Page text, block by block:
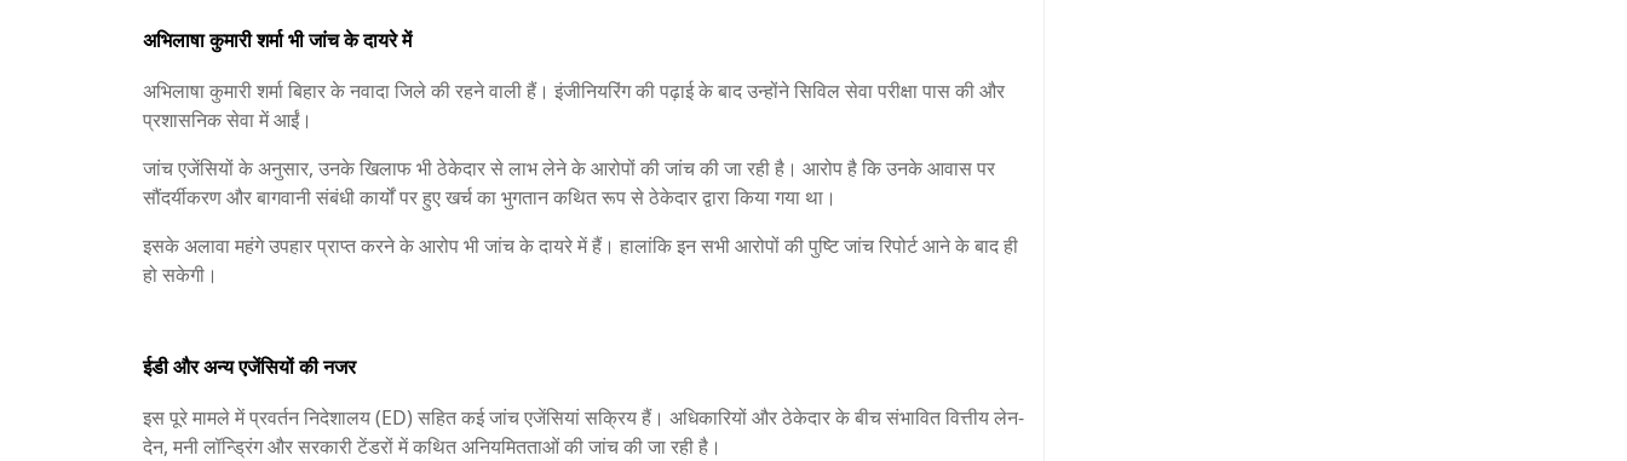
अभिलाषा कुमारी शर्मा भी जांच के दायरे में
अभिलाषा कुमारी शर्मा बिहार के नवादा जिले की रहने वाली हैं। इंजीनियरिंग की पढ़ाई के बाद उन्होंने सिविल सेवा परीक्षा पास की और
प्रशासनिक सेवा में आईं।
जांच एजेंसियों के अनुसार, उनके खिलाफ भी ठेकेदार से लाभ लेने के आरोपों की जांच की जा रही है। आरोप है कि उनके आवास पर
सौंदर्यीकरण और बागवानी संबंधी कार्यों पर हुए खर्च का भुगतान कथित रूप से ठेकेदार द्वारा किया गया था।
इसके अलावा महंगे उपहार प्राप्त करने के आरोप भी जांच के दायरे में हैं। हालांकि इन सभी आरोपों की पुष्टि जांच रिपोर्ट आने के बाद ही
हो सकेगी।
ईडी और अन्य एजेंसियों की नजर
इस पूरे मामले में प्रवर्तन निदेशालय (ED) सहित कई जांच एजेंसियां सक्रिय हैं। अधिकारियों और ठेकेदार के बीच संभावित वित्तीय लेन-
देन, मनी लॉन्ड्रिंग और सरकारी टेंडरों में कथित अनियमितताओं की जांच की जा रही है।